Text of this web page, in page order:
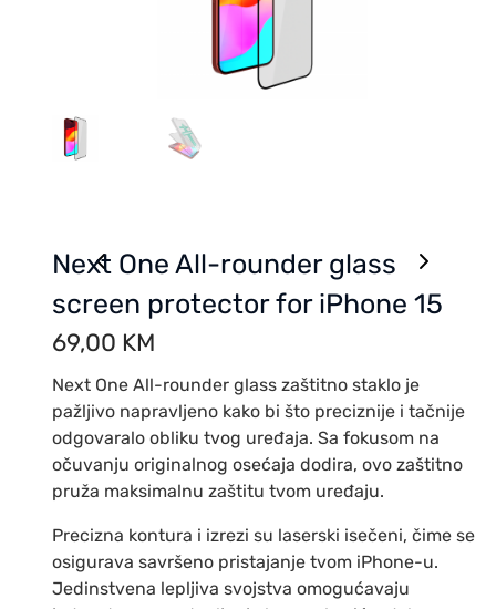
Next One All-rounder glass
screen protector for iPhone 15
69,00 KM
Next One All-rounder glass zaštitno staklo je
pažljivo napravljeno kako bi što preciznije i tačnije
odgovaralo obliku tvog uređaja. Sa fokusom na
očuvanju originalnog osećaja dodira, ovo zaštitno
pruža maksimalnu zaštitu tvom uređaju.
Precizna kontura i izrezi su laserski isečeni, čime se
osigurava savršeno pristajanje tvom iPhone-u.
Jedinstvena lepljiva svojstva omogućavaju